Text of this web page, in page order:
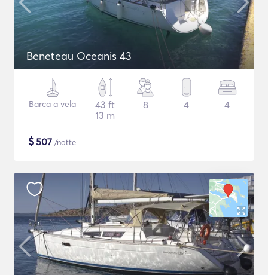
Beneteau Oceanis 43
Barca a vela
43 ft
13 m
8 4 4
$507 /notte